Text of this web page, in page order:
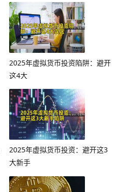
2025年虚拟货币投资陷阱：避开
这4大
2025年虚拟货币投资：避开这3
大新手